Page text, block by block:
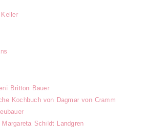
Britton Bauer
Kochbuch von Dagmar von Cramm
Schildt Landgren